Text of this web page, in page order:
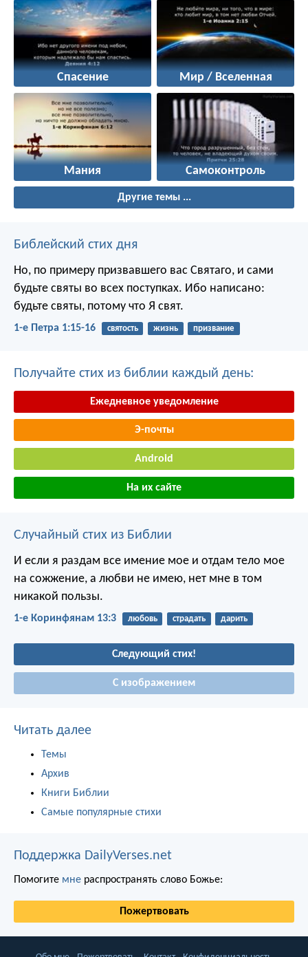
Спасение Мир / Вселенная
Мания Самоконтроль
Другие темы ...
Библейский стих дня
Но, по примеру призвавшего вас Святаго, и сами
будьте святы во всех поступках. Ибо написано:
будьте святы, потому что Я свят.
1-е Петра 1:15-16 святость жизнь призвание
Получайте стих из библии каждый день:
Ежедневное уведомление
Э-почты
Android
На их сайте
Случайный стих из Библии
И если я раздам все имение мое и отдам тело мое
на сожжение, а любви не имею, нет мне в том
никакой пользы.
1-е Коринфянам 13:3 любовь страдать дарить
Следующий стих!
С изображением
Читать далее
Темы
Архив
Книги Библии
Самые популярные стихи
Поддержка DailyVerses.net
Помогите мне распространять слово Божье:
Пожертвовать